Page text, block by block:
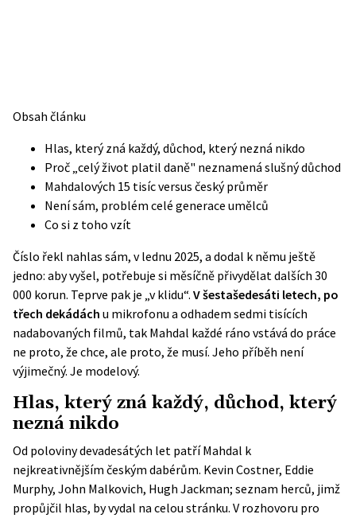
Obsah článku
Hlas, který zná každý, důchod, který nezná nikdo
Proč „celý život platil daně" neznamená slušný důchod
Mahdalových 15 tisíc versus český průměr
Není sám, problém celé generace umělců
Co si z toho vzít
Číslo řekl nahlas sám, v lednu 2025, a dodal k němu ještě
jedno: aby vyšel, potřebuje si měsíčně přivydělat dalších 30
000 korun. Teprve pak je „v klidu“. V šestašedesáti letech, po
třech dekádách u mikrofonu a odhadem sedmi tisících
nadabovaných filmů, tak Mahdal každé ráno vstává do práce
ne proto, že chce, ale proto, že musí. Jeho příběh není
výjimečný. Je modelový.
Hlas, který zná každý, důchod, který
nezná nikdo
Od poloviny devadesátých let patří Mahdal k
nejkreativnějším českým dabérům. Kevin Costner, Eddie
Murphy, John Malkovich, Hugh Jackman; seznam herců, jimž
propůjčil hlas, by vydal na celou stránku. V rozhovoru pro